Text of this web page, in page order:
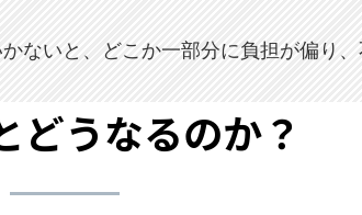
ないと、どこか一部分に負担が偏り
どうなるのか？